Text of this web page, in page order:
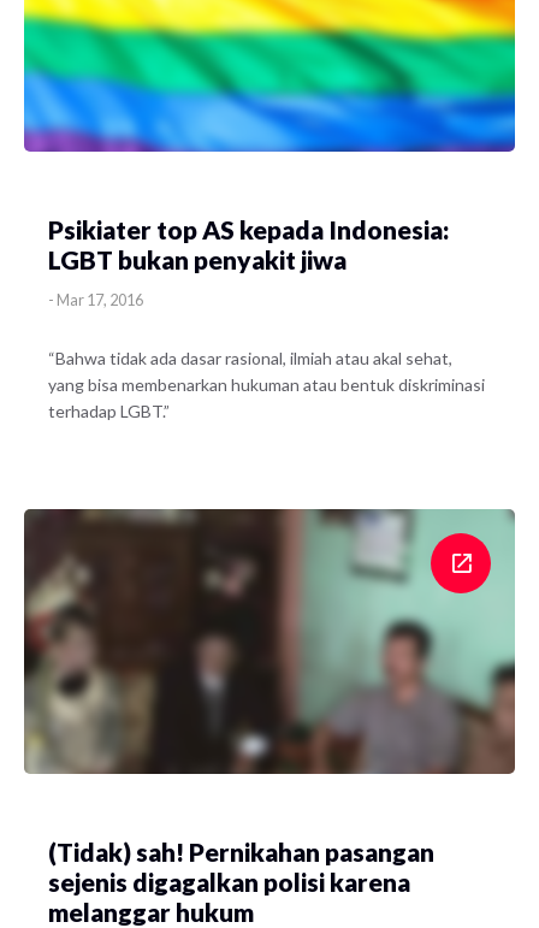
Psikiater top AS kepada Indonesia:
LGBT bukan penyakit jiwa
- Mar 17, 2016
“Bahwa tidak ada dasar rasional, ilmiah atau akal sehat,
yang bisa membenarkan hukuman atau bentuk diskriminasi
terhadap LGBT.”
(Tidak) sah! Pernikahan pasangan
sejenis digagalkan polisi karena
melanggar hukum